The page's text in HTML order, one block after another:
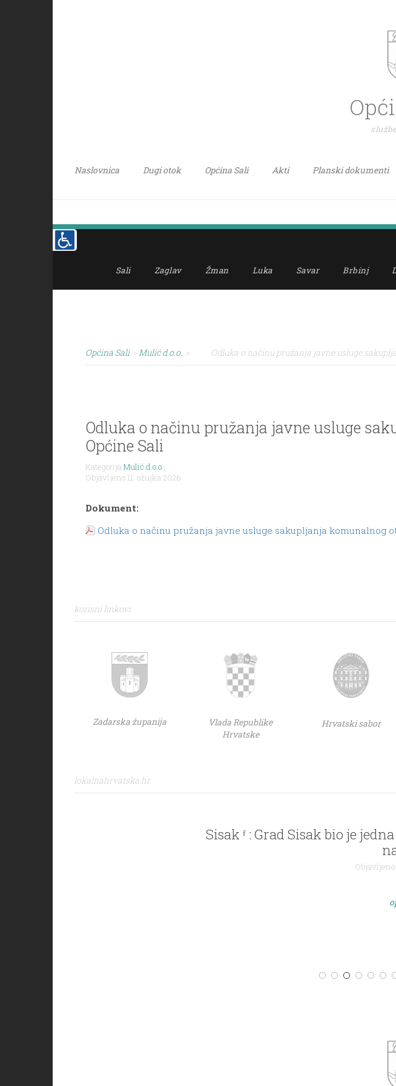
Naslovnica Dugi otok Općina Sali Akti Planski dokumenti
Sali Zaglav Žman Luka Savar Brbinj
Općina Sali > Mulić d.o.o. > Odluka o načinu pružanja javne usluge
Odluka o načinu pružanja javne usluge
Općine Sali
KategorijaMulić d.o.o.,
Objavljeno 11. ožujka 2026.
Dokument:
Odluka o načinu pružanja javne usluge sakupljanja komunalnog
korisni linkovi
Zadarska županija
Vlada Republike
Hrvatske
Hrvatski sabor
lokalnahrvatska.hr
Sisak ᶠ : Grad Sisak bio je
Objavljeno